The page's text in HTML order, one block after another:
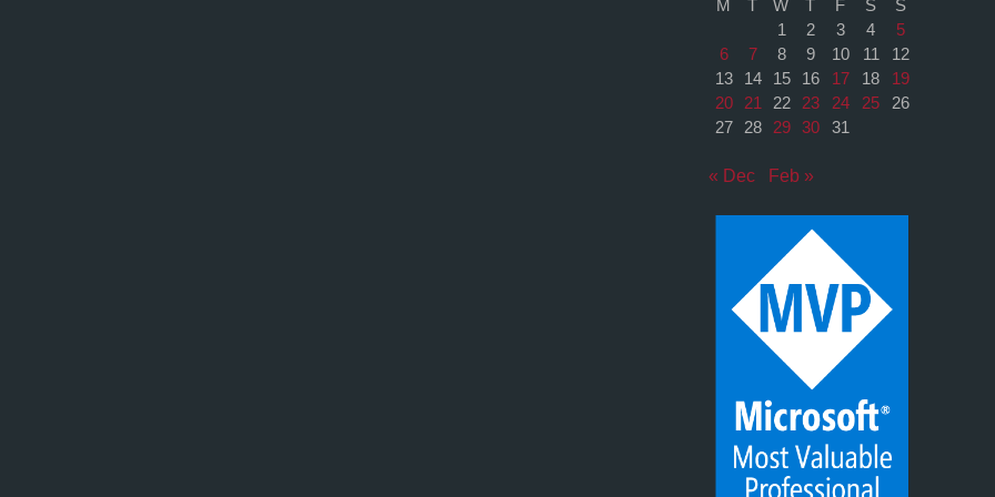
M
T W T F S
S
1
2 3 4
5
6
7 8 9 10 11
12
13
14 15 16 17 18
19
20
21 22 23 24 25
26
27
28 29 30 31
« Dec Feb »